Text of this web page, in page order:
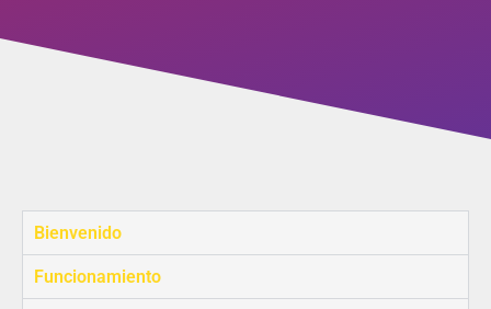
Bienvenido
Funcionamiento